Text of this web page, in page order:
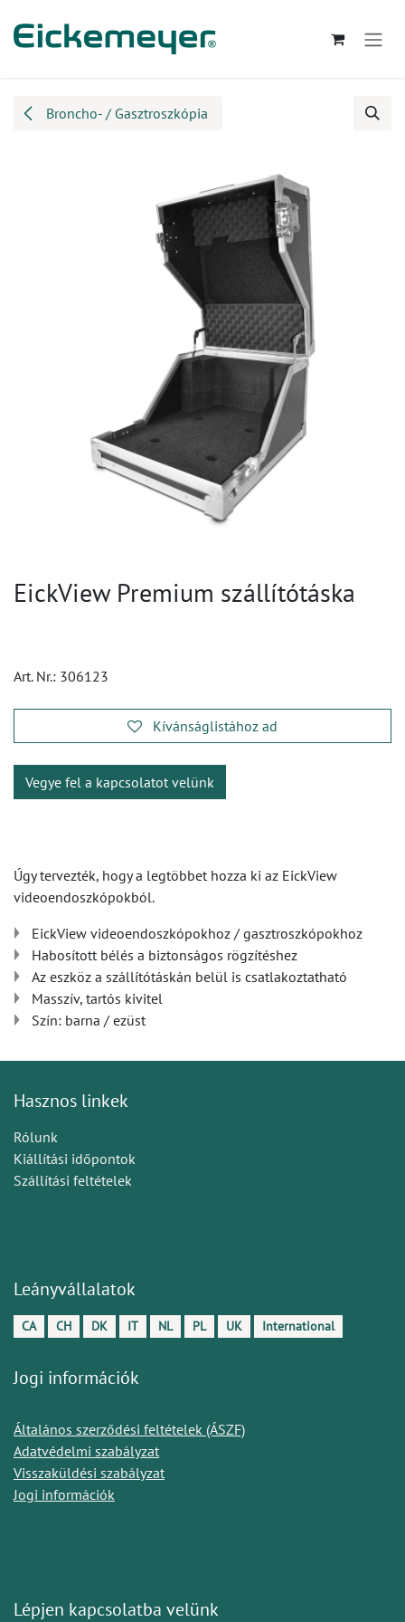
Broncho- / Gasztroszkópia
EickView Premium szállítótáska
Art. Nr.: 306123
Kívánságlistához ad
Vegye fel a kapcsolatot velünk
Úgy tervezték, hogy a legtöbbet hozza ki az EickView
videoendoszkópokból.
EickView videoendoszkópokhoz / gasztroszkópokhoz
Habosított bélés a biztonságos rögzítéshez
Az eszköz a szállítótáskán belül is csatlakoztatható
Masszív, tartós kivitel
Szín: barna / ezüst
Hasznos linkek
Rólunk
Kiállítási időpontok
Szállítási feltételek
Leányvállalatok
CA CH DK IT NL PL UK International
Jogi információk
Általános szerződési feltételek (ÁSZF)
Adatvédelmi szabályzat
Visszaküldési szabályzat
Jogi információk
Lépjen kapcsolatba velünk